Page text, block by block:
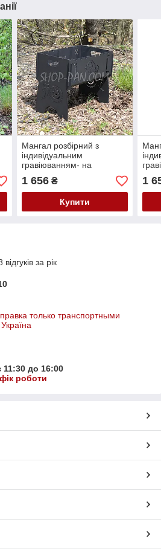
Мангал розбірний з
індивідуальним
гравіюванням- на
подарунок
1 656₴
Купити
1
за рік
только транспортными
11:30 до 16:00
роботи